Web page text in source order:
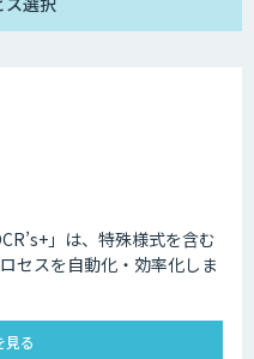
」は、特殊様式を含む
セスを自動化・効率化しま
見る